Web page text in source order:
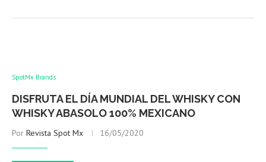
SpotMx Brands
DISFRUTA EL DÍA MUNDIAL DEL WHISKY CON
WHISKY ABASOLO 100% MEXICANO
Por Revista Spot Mx 16/05/2020